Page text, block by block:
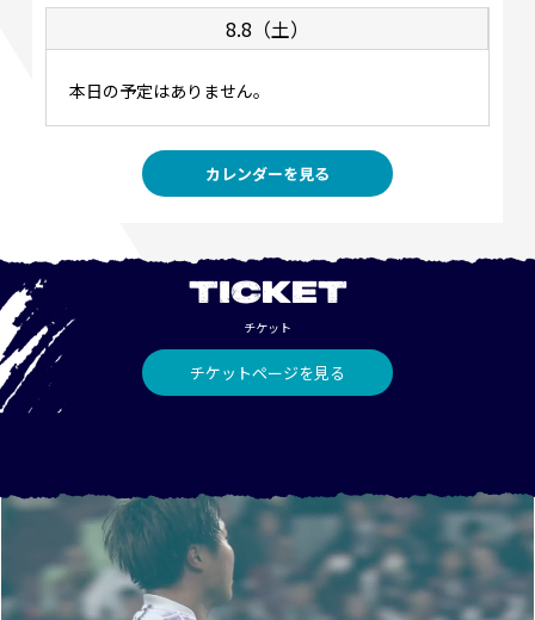
8.8（土）
本日の予定はありません。
カレンダーを見る
TICKET
チケット
チケットページを見る